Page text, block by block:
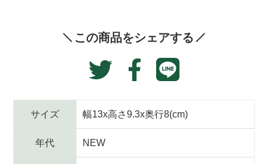
この商品をシェアする
Twitter
稿
Facebook
ェ
ア
Translation
missing:
サイズ 幅13x高さ9.3x奥行8(cm)
年代 NEW